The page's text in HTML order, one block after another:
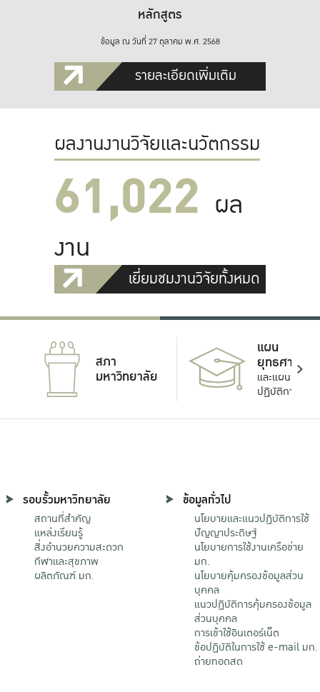
หลักสูตร
ข้อมูล ณ วันที่ 27 ตุลาคม พ.ศ. 2568
รายละเอียดเพิ่มเติม
ผลงานงานวิจัยและนวัตกรรม
61,022 ผล
งาน
เยี่ยมชมงานวิจัยทั้งหมด
สภา
มหาวิทยาลัย
แผน
ยุทธศาสตร์
และแผน
ปฏิบัติการ
รอบรั้วมหาวิทยาลัย
สถานที่สำคัญ
แหล่งเรียนรู้
สิ่งอำนวยความสะดวก
กีฬาและสุขภาพ
ผลิตภัณฑ์ มก.
ข้อมูลทั่วไป
นโยบายและแนวปฏิบัติการใช้
ปัญญาประดิษฐ์
นโยบายการใช้งานเครือข่าย
มก.
นโยบายคุ้มครองข้อมูลส่วน
บุคคล
แนวปฏิบัติการคุ้มครองข้อมูล
ส่วนบุคคล
การเข้าใช้อินเตอร์เน็ต
ข้อปฏิบัติในการใช้ e-mail มก.
ถ่ายทอดสด